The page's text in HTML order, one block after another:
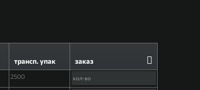
трансп. упак заказ
2500